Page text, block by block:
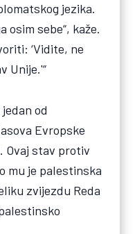
jezika.
osim sebe“, kaže.
‘Vidite, ne
Unije.'“
od
Evropske
Ovaj stav protiv
mu je palestinska
zvijezdu Reda